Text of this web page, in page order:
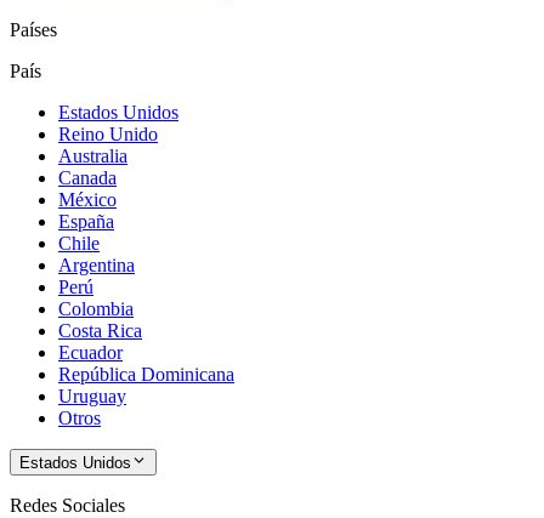
Países
País
Estados Unidos
Reino Unido
Australia
Canada
México
España
Chile
Argentina
Perú
Colombia
Costa Rica
Ecuador
República Dominicana
Uruguay
Otros
Estados Unidos
Redes Sociales